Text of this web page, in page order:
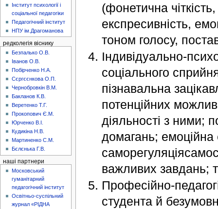
(фонетична
експресивність,
тоном голосу,
Індивідуально-
соціального
пізнавальна
потенційних
діяльності з ними;
домагань; емоційна
важливих завдань;
Професійно-
студента й
Інститут психології і
соціальної педагогіки
Педагогічний інститут
НПУ ім.Драгоманова
редколегія віснику
Безпалько О.В.
Іванов О.В.
Побірченко Н.А.
Сєргєєнкова О.П.
Чернобровкін В.М.
Бакланов К.В.
Веретенко Т.Г.
Прокопович Є.М.
Юрченко В.І.
Кудикіна Н.В.
Мартиненко С.М.
Бєлєнька Г.В.
наші партнери
Московський
гуманітарний
педагогічний інститут
Освітньо-суспільний
журнал «РІДНА